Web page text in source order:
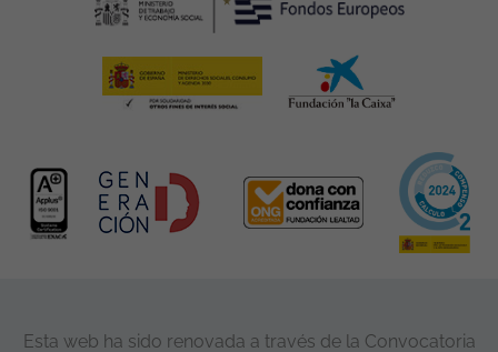
Esta web ha sido renovada a través de la Convocatoria